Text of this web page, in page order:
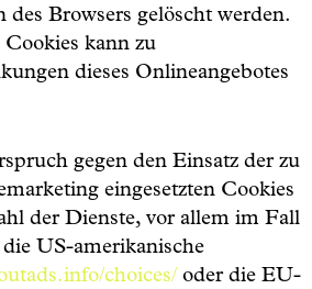
des Browsers gelöscht werden.
kann zu
dieses Onlineangebotes
gegen den Einsatz der zu
eingesetzten Cookies
der Dienste, vor allem im Fall
US-amerikanische
choices/ oder die EU-